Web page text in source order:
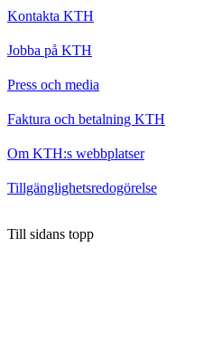
Kontakta KTH
Jobba på KTH
Press och media
Faktura och betalning KTH
Om KTH:s webbplatser
Tillgänglighetsredogörelse
Till sidans topp